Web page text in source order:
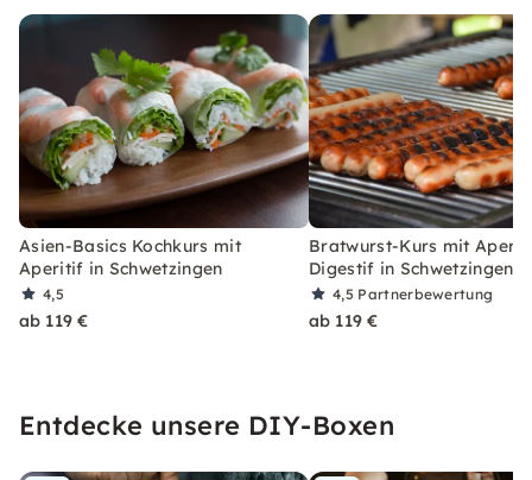
Asien-Basics Kochkurs mit
Aperitif in Schwetzingen
4,5
ab 119 €
Bratwurst-Kurs mit
Digestif in Schwetzingen
4,5 Partnerbewertung
ab 119 €
Entdecke unsere DIY-Boxen